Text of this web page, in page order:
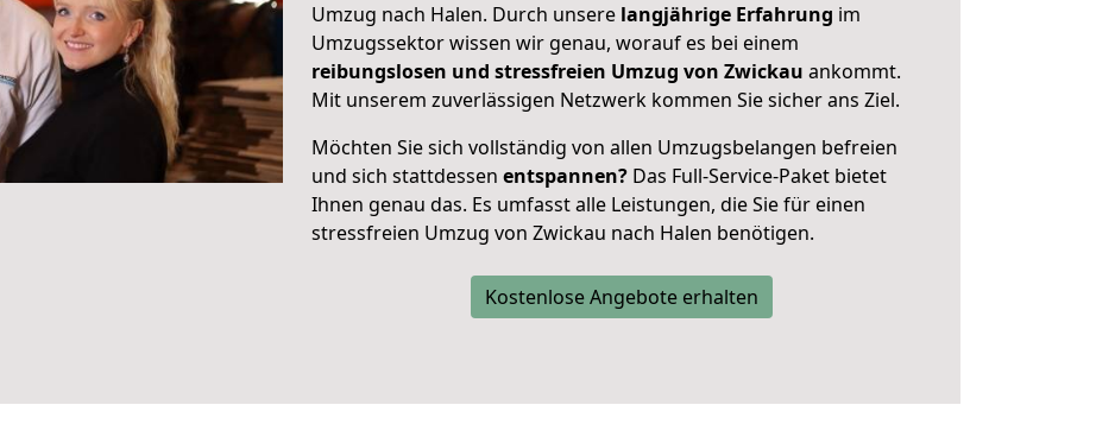
Umzug nach Halen. Durch unsere langjährige Erfahrung im
Umzugssektor wissen wir genau, worauf es bei einem
reibungslosen und stressfreien Umzug von Zwickau ankommt.
Mit unserem zuverlässigen Netzwerk kommen Sie sicher ans Ziel.
Möchten Sie sich vollständig von allen Umzugsbelangen befreien
und sich stattdessen entspannen? Das Full-Service-Paket bietet
Ihnen genau das. Es umfasst alle Leistungen, die Sie für einen
stressfreien Umzug von Zwickau nach Halen benötigen.
Kostenlose Angebote erhalten